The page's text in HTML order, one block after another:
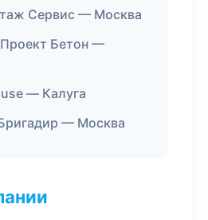
Сервис — Москва
Бетон —
— Калуга
— Москва